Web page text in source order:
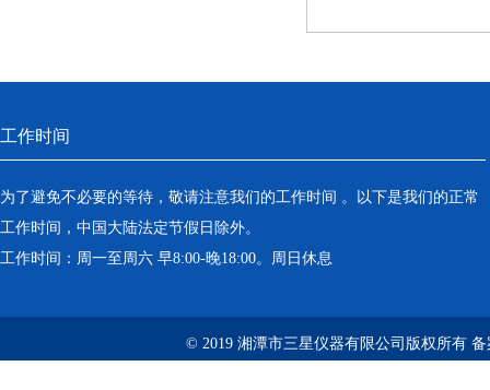
工作时间
为了避免不必要的等待，敬请注意我们的工作时间 。以下是我们的正常
工作时间，中国大陆法定节假日除外。
工作时间：周一至周六 早8:00-晚18:00。周日休息
© 2019 湘潭市三星仪器有限公司版权所有 备